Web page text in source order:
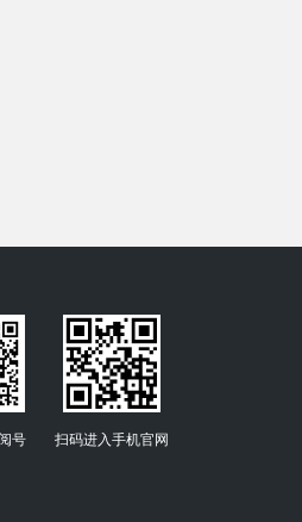
号 扫码进入手机官网